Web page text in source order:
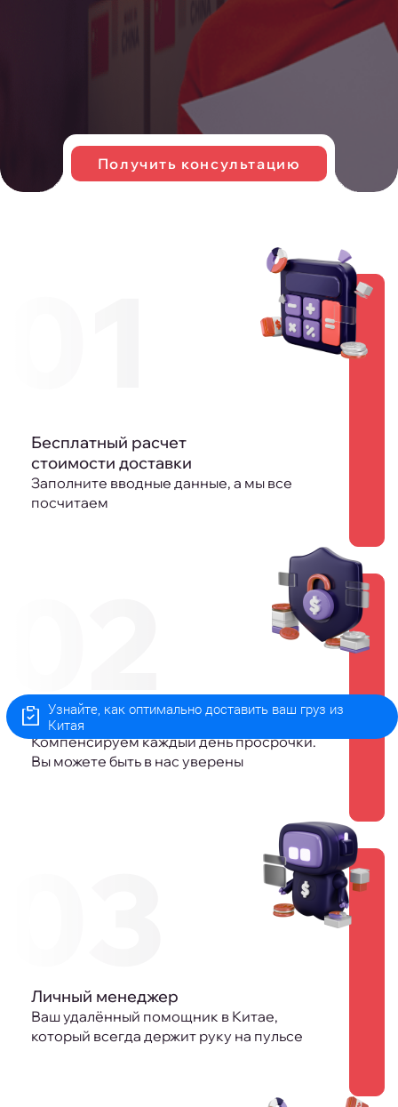
Получить консультацию
Бесплатный расчет
стоимости доставки
Заполните вводные данные, а мы все
посчитаем
Гарантия сроков
Компенсируем каждый день просрочки.
Вы можете быть в нас уверены
Личный менеджер
Ваш удалённый помощник в Китае,
который всегда держит руку на пульсе
Узнайте, как оптимально доставить ваш груз из
Китая